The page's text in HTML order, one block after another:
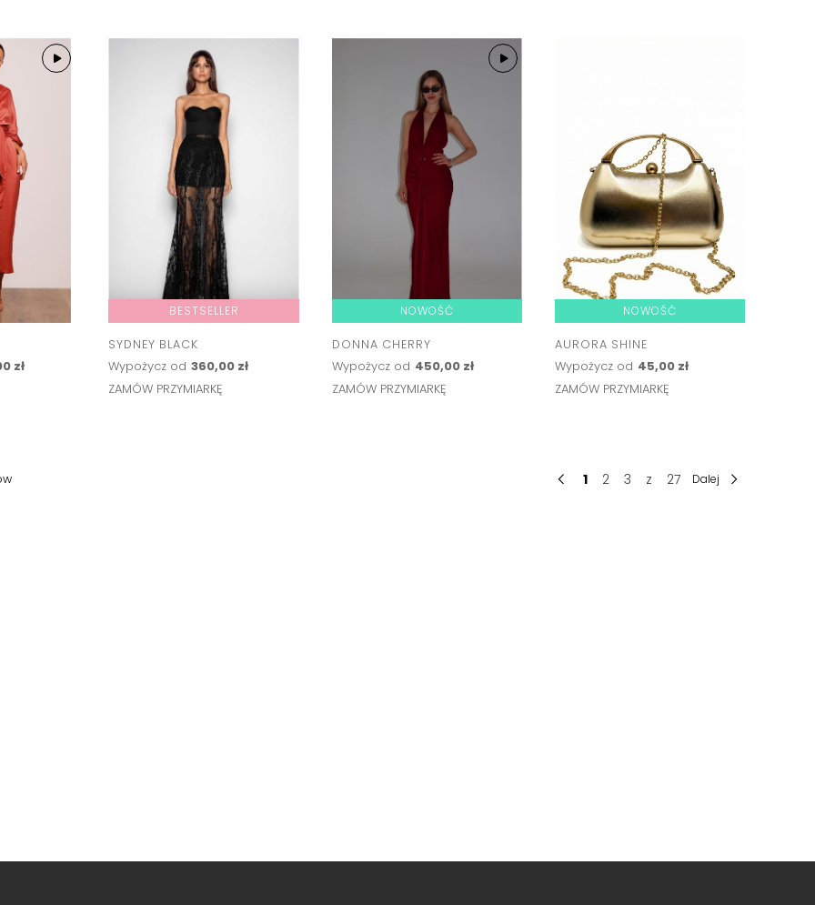
zł
BESTSELLER
SYDNEY BLACK
Wypożycz od 360,00 zł
ZAMÓW PRZYMIARKĘ
NOWOŚĆ
DONNA CHERRY
Wypożycz od 450,00 zł
ZAMÓW PRZYMIARKĘ
NOWOŚĆ
AURORA SHINE
Wypożycz od 45,00 zł
ZAMÓW PRZYMIARKĘ
1 2 3 z 27 Dalej